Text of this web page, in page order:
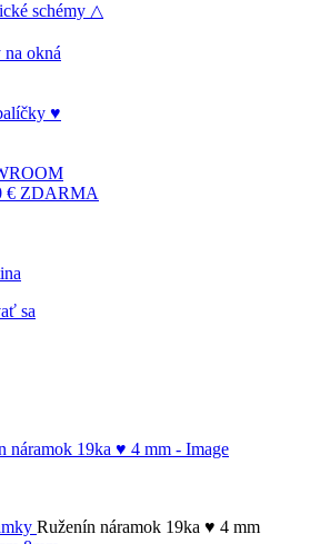
schémy △
okná
♥
€ ZDARMA
sa
Ruženín náramok 19ka ♥ 4 mm